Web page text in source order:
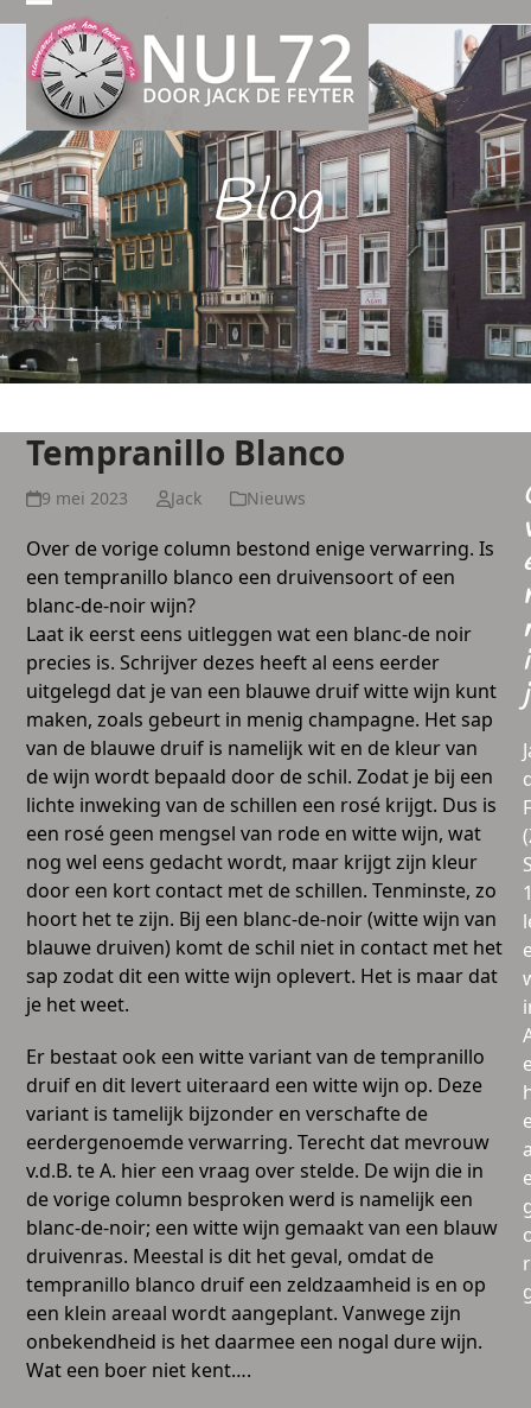
Open
mobile
menu
Close
mobile
menu
Blog
Tempranillo Blanco
9 mei 2023 Jack Nieuws
Over de vorige column bestond enige verwarring. Is
een tempranillo blanco een druivensoort of een
blanc-de-noir wijn?
Laat ik eerst eens uitleggen wat een blanc-de noir
precies is. Schrijver dezes heeft al eens eerder
uitgelegd dat je van een blauwe druif witte wijn kunt
maken, zoals gebeurt in menig champagne. Het sap
van de blauwe druif is namelijk wit en de kleur van
de wijn wordt bepaald door de schil. Zodat je bij een
lichte inweking van de schillen een rosé krijgt. Dus is
een rosé geen mengsel van rode en witte wijn, wat
nog wel eens gedacht wordt, maar krijgt zijn kleur
door een kort contact met de schillen. Tenminste, zo
hoort het te zijn. Bij een blanc-de-noir (witte wijn van
blauwe druiven) komt de schil niet in contact met het
sap zodat dit een witte wijn oplevert. Het is maar dat
je het weet.
Er bestaat ook een witte variant van de tempranillo
druif en dit levert uiteraard een witte wijn op. Deze
variant is tamelijk bijzonder en verschafte de
eerdergenoemde verwarring. Terecht dat mevrouw
v.d.B. te A. hier een vraag over stelde. De wijn die in
de vorige column besproken werd is namelijk een
blanc-de-noir; een witte wijn gemaakt van een blauw
druivenras. Meestal is dit het geval, omdat de
tempranillo blanco druif een zeldzaamheid is en op
een klein areaal wordt aangeplant. Vanwege zijn
onbekendheid is het daarmee een nogal dure wijn.
Wat een boer niet kent….
i
j